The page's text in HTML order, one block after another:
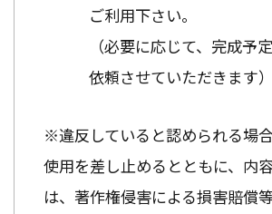
ご利用下さい。
（必要に応じて、完成予
依頼させていただきます）
※違反していると認められる場
使用を差し止めるとともに、内
は、著作権侵害による損害賠償